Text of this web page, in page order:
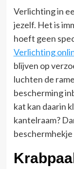
Verlichting in
jezelf. Het is
hoeft geen
Verlichting
blijven op
luchten de
bescherming
kat kan daarin
kantelraam?